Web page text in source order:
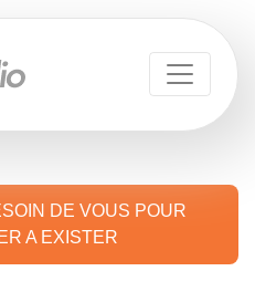
DE VOUS POUR
A EXISTER